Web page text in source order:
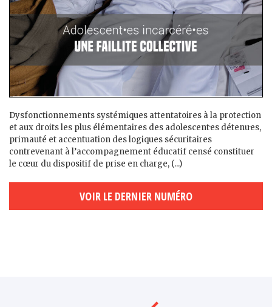
Dysfonctionnements systémiques attentatoires à la protection
et aux droits les plus élémentaires des adolescent·es détenu·es,
primauté et accentuation des logiques sécuritaires
contrevenant à l’accompagnement éducatif censé constituer
le cœur du dispositif de prise en charge, (...)
VOIR LE DERNIER NUMÉRO